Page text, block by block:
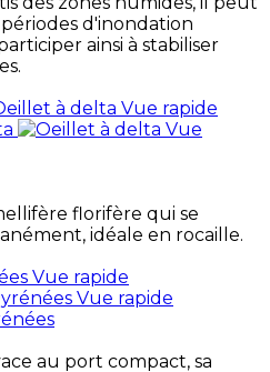
d'inondation
ainsi à stabiliser
Vue rapide
Vue
florifère qui se
idéale en rocaille.
Vue rapide
Vue rapide
au port compact, sa